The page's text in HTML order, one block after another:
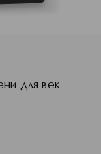
для век